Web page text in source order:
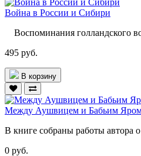
Война в России и Сибири
Воспоминания голландского
495 руб.
В корзину
Между Аушвицем и Бабьим
В книге собраны работы автора
0 руб.